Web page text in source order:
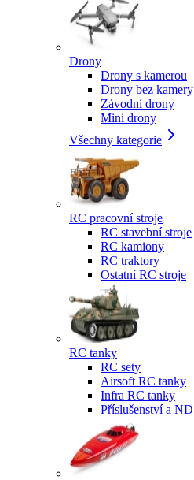
Drony
Drony s kamerou
Drony bez kamery
Závodní drony
Mini drony
Všechny kategorie
RC pracovní stroje
RC stavební stroje
RC kamiony
RC traktory
Ostatní RC stroje
RC tanky
RC sety
Airsoft RC tanky
Infra RC tanky
Příslušenství a ND